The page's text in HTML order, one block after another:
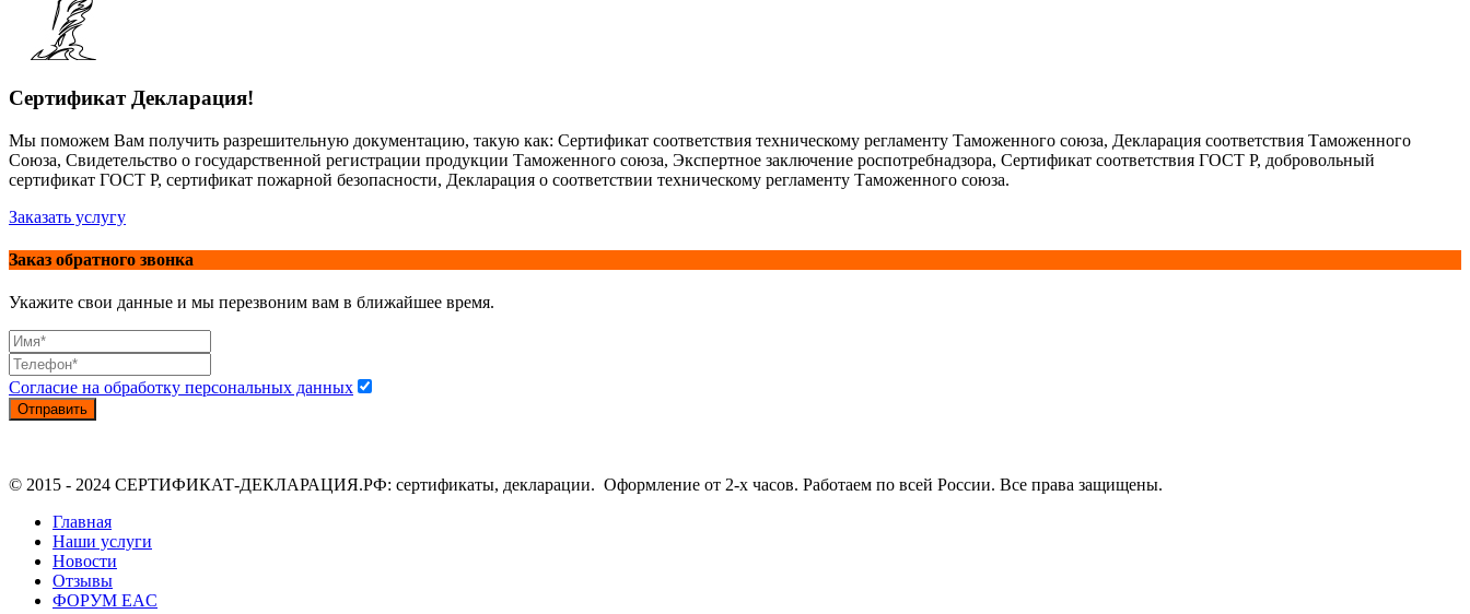
Сертификат Декларация!
Мы поможем Вам получить разрешительную документацию, такую как: Сертификат соответствия техническому регламенту Таможенного союза, Декларация соответствия Таможенного
Союза, Свидетельство о государственной регистрации продукции Таможенного союза, Экспертное заключение роспотребнадзора, Сертификат соответствия ГОСТ Р, добровольный
сертификат ГОСТ Р, сертификат пожарной безопасности, Декларация о соответствии техническому регламенту Таможенного союза.
Заказать услугу
Заказ обратного звонка
Укажите свои данные и мы перезвоним вам в ближайшее время.
Согласие на обработку персональных данных
Отправить
© 2015 - 2024 СЕРТИФИКАТ-ДЕКЛАРАЦИЯ.РФ: сертификаты, декларации. Оформление от 2-х часов. Работаем по всей России. Все права защищены.
Главная
Наши услуги
Новости
Отзывы
ФОРУМ EAC